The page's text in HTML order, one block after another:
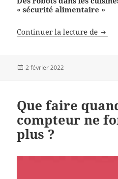
« sécurité alimentaire »
Continuer la lecture de Un
Publié
2 février 2022
Que faire
compteur ne
plus ?